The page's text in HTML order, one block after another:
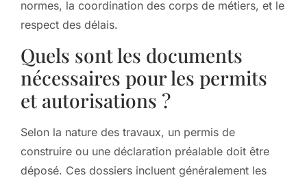
normes, la coordination des corps de métiers, et le
respect des délais.
Quels sont les documents
nécessaires pour les permits
et autorisations ?
Selon la nature des travaux, un permis de
construire ou une déclaration préalable doit être
déposé. Ces dossiers incluent généralement les